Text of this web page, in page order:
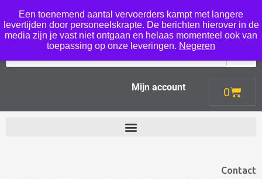
Een toenemend aantal vervoerders kampt met langere
levertijden door personeelskrapte. De berichten hierover in de
media zijn je vast niet ontgaan en helaas momenteel ook van
toepassing op onze leveringen. Negeren
Menu
Mijn account 0
Contact